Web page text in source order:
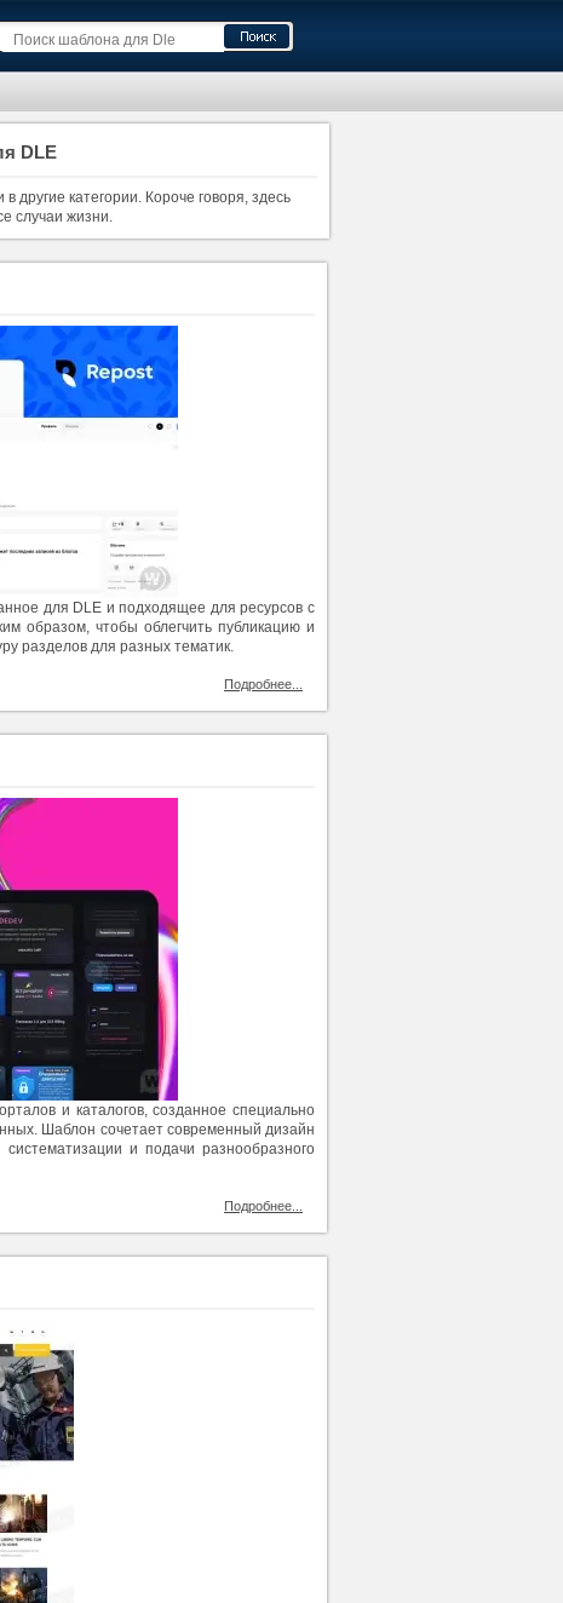
DLE
категории. Короче говоря, здесь
случаи жизни.
для DLE и подходящее для ресурсов с
образом, чтобы облегчить публикацию и
разделов для разных тематик.
Подробнее...
и каталогов, созданное специально
Шаблон сочетает современный дизайн
и подачи разнообразного
Подробнее...